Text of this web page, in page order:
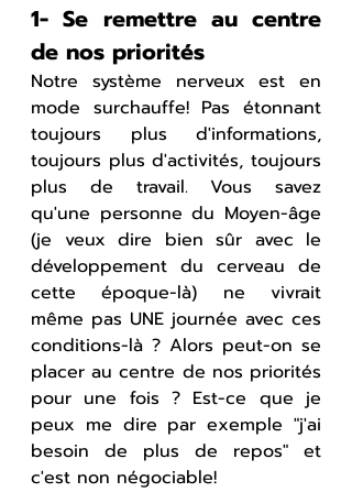
1- Se remettre au centre
de nos priorités
Notre système nerveux est en
mode surchauffe! Pas étonnant
toujours plus d'informations,
toujours plus d'activités, toujours
plus de travail. Vous savez
qu'une personne du Moyen-âge
(je veux dire bien sûr avec le
développement du cerveau de
cette époque-là) ne vivrait
même pas UNE journée avec ces
conditions-là ? Alors peut-on se
placer au centre de nos priorités
pour une fois ? Est-ce que je
peux me dire par exemple "j'ai
besoin de plus de repos" et
c'est non négociable!